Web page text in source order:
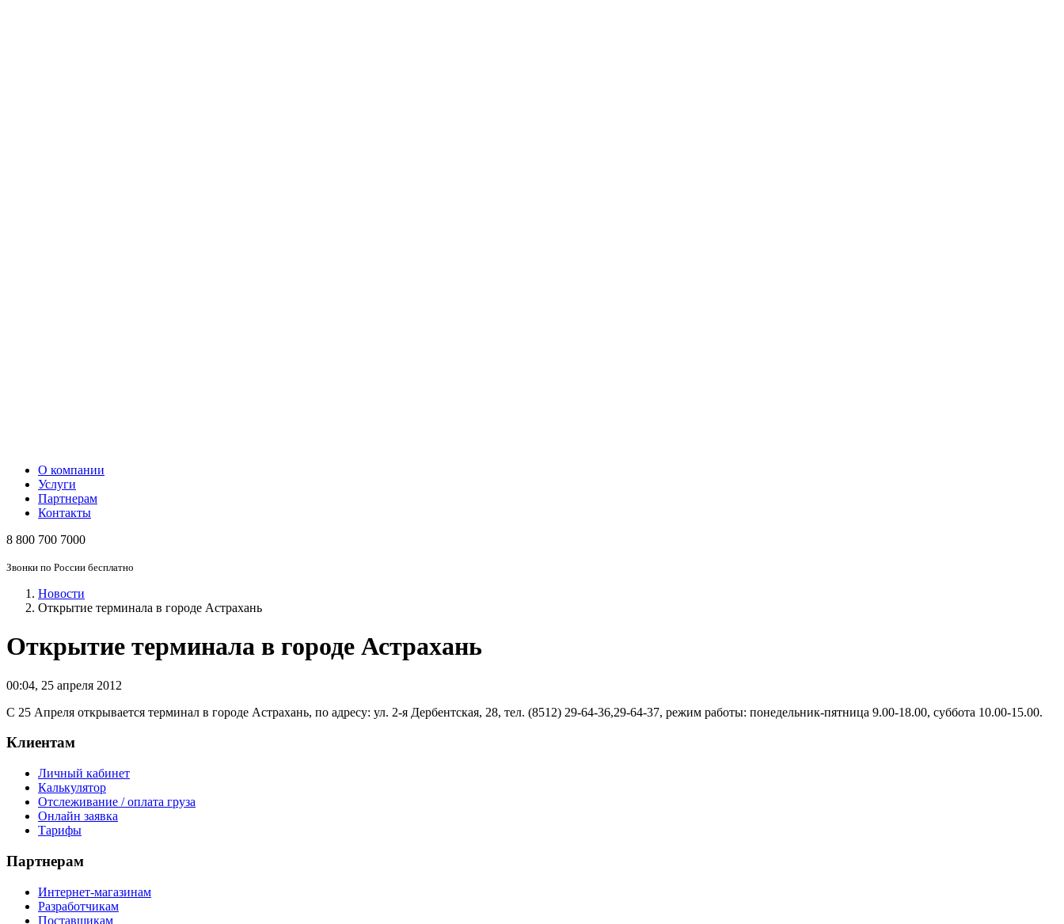
О компании
Услуги
Партнерам
Контакты
8 800 700 7000
Звонки по России бесплатно
Новости
Открытие терминала в городе Астрахань
Открытие терминала в городе Астрахань
00:04, 25 апреля 2012
С 25 Апреля открывается терминал в городе Астрахань, по адресу: ул. 2-я Дербентская, 28, тел. (8512) 29-64-36,29-64-37, режим работы: понедельник-пятница 9.00-18.00, суббота 10.00-15.00.
Клиентам
Личный кабинет
Калькулятор
Отслеживание / оплата груза
Онлайн заявка
Тарифы
Партнерам
Интернет-магазинам
Разработчикам
Поставщикам